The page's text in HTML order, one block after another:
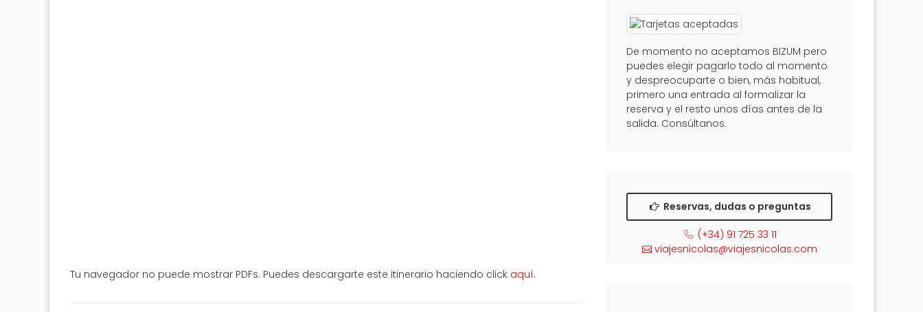
Tu navegador no puede mostrar PDFs. Puedes descargarte este itinerario haciendo click aquí.
De momento no aceptamos BIZUM pero
puedes elegir pagarlo todo al momento
y despreocuparte o bien, más habitual,
primero una entrada al formalizar la
reserva y el resto unos días antes de la
salida. Consúltanos.
Reservas, dudas o preguntas
(+34) 91 725 33 11
viajesnicolas@viajesnicolas.com